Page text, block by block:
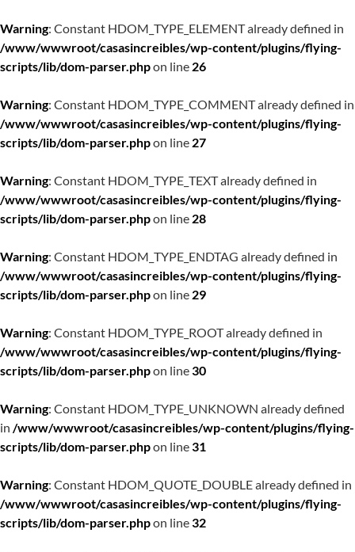
Warning: Constant HDOM_TYPE_ELEMENT already defined in
/www/wwwroot/casasincreibles/wp-content/plugins/flying-
scripts/lib/dom-parser.phpon line 26
Warning: Constant HDOM_TYPE_COMMENT already defined in
/www/wwwroot/casasincreibles/wp-content/plugins/flying-
scripts/lib/dom-parser.phpon line 27
Warning: Constant HDOM_TYPE_TEXT already defined in
/www/wwwroot/casasincreibles/wp-content/plugins/flying-
scripts/lib/dom-parser.phpon line 28
Warning: Constant HDOM_TYPE_ENDTAG already defined in
/www/wwwroot/casasincreibles/wp-content/plugins/flying-
scripts/lib/dom-parser.phpon line 29
Warning: Constant HDOM_TYPE_ROOT already defined in
/www/wwwroot/casasincreibles/wp-content/plugins/flying-
scripts/lib/dom-parser.phpon line30
Warning: Constant HDOM_TYPE_UNKNOWN already defined
in /www/wwwroot/casasincreibles/wp-content/plugins/flying-
scripts/lib/dom-parser.phpon line31
Warning: Constant HDOM_QUOTE_DOUBLE already defined in
/www/wwwroot/casasincreibles/wp-content/plugins/flying-
scripts/lib/dom-parser.phpon line32